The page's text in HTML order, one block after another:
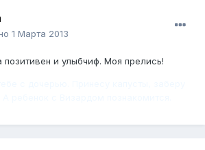
1 Марта 2013
позитивен и улыбчиф. Моя прелись!